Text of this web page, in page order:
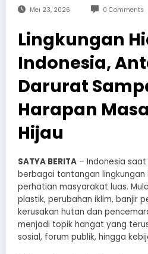
Mei 23, 2026 0 Comments
Lingkungan
Indonesia,
Darurat
Harapan
Hijau
SATYA BERITA – Indonesia
berbagai tantangan lingkungan
perhatian masyarakat luas.
plastik, perubahan iklim, banjir
kerusakan hutan dan
menjadi topik hangat yang
sosial, forum publik, hingga